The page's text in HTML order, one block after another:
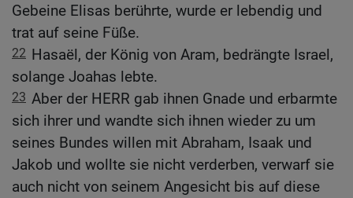
Gebeine Elisas berührte, wurde er lebendig und
trat auf seine Füße.
22 Hasaël, der König von Aram, bedrängte Israel,
solange Joahas lebte.
23 Aber der HERR gab ihnen Gnade und erbarmte
sich ihrer und wandte sich ihnen wieder zu um
seines Bundes willen mit Abraham, Isaak und
Jakob und wollte sie nicht verderben, verwarf sie
auch nicht von seinem Angesicht bis auf diese